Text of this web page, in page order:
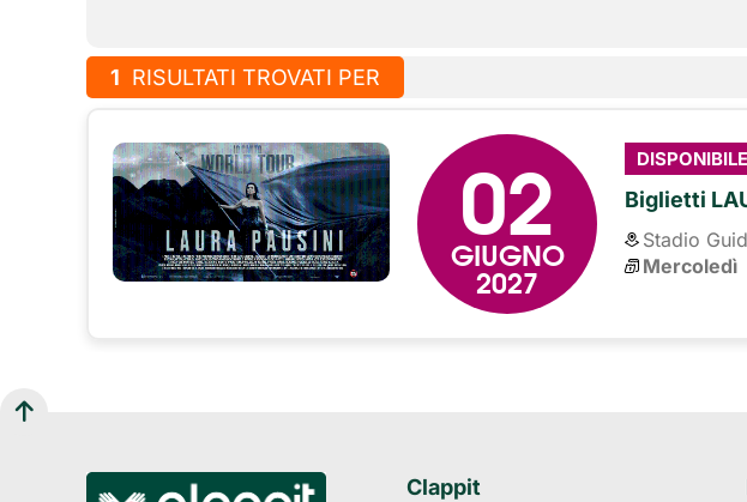
1 RISULTATI TROVATI PER
02
GIUGNO
2027
DISPONIBILE
Biglietti
Stadio
Mercoledì
Clappit